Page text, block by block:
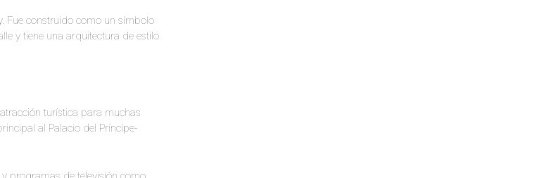
Fue construido como un símbolo
y tiene una arquitectura de estilo
turística para muchas
al Palacio del Príncipe-